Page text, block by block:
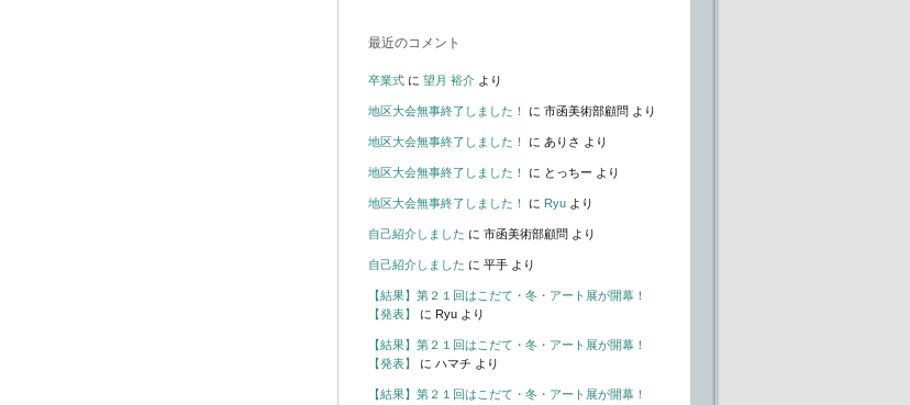
最近のコメント
卒業式 に 望月 裕介 より
地区大会無事終了しました！ に 市函美術部顧問 より
地区大会無事終了しました！ に ありさ より
地区大会無事終了しました！ に とっちー より
地区大会無事終了しました！ に Ryu より
自己紹介しました に 市函美術部顧問 より
自己紹介しました に 平手 より
【結果】第２１回はこだて・冬・アート展が開幕！
【発表】
に Ryu より
【結果】第２１回はこだて・冬・アート展が開幕！
【発表】
に ハマチ より
【結果】第２１回はこだて・冬・アート展が開幕！